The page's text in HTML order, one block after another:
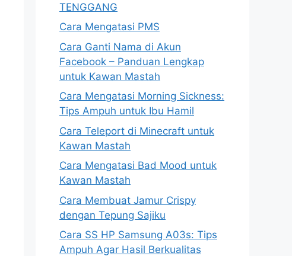
TENGGANG
Cara Mengatasi PMS
Cara Ganti Nama di Akun
Facebook – Panduan Lengkap
untuk Kawan Mastah
Cara Mengatasi Morning Sickness:
Tips Ampuh untuk Ibu Hamil
Cara Teleport di Minecraft untuk
Kawan Mastah
Cara Mengatasi Bad Mood untuk
Kawan Mastah
Cara Membuat Jamur Crispy
dengan Tepung Sajiku
Cara SS HP Samsung A03s: Tips
Ampuh Agar Hasil Berkualitas